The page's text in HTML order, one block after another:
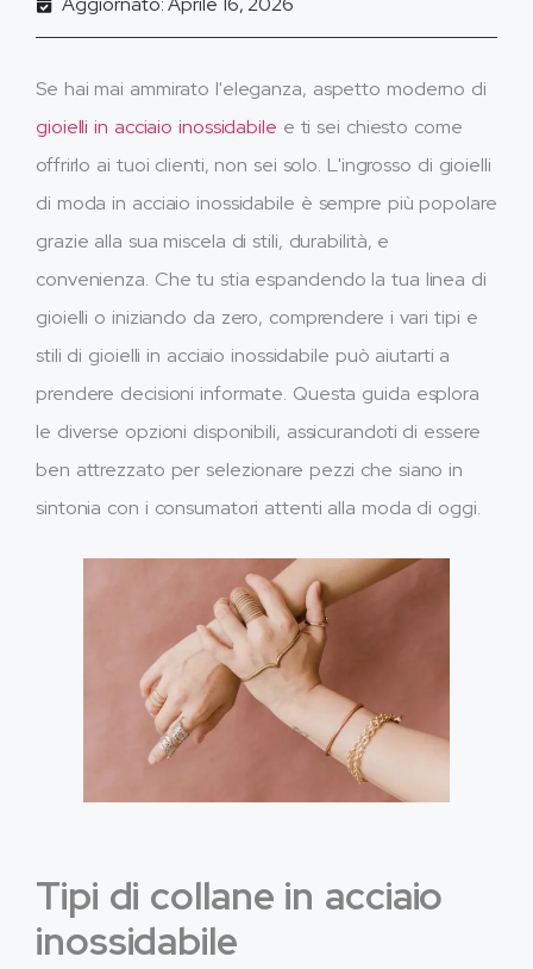
Se hai mai ammirato l'eleganza, aspetto moderno di
gioielli in acciaio inossidabile e ti sei chiesto come
offrirlo ai tuoi clienti, non sei solo. L'ingrosso di gioielli
di moda in acciaio inossidabile è sempre più popolare
grazie alla sua miscela di stili, durabilità, e
convenienza. Che tu stia espandendo la tua linea di
gioielli o iniziando da zero, comprendere i vari tipi e
stili di gioielli in acciaio inossidabile può aiutarti a
prendere decisioni informate. Questa guida esplora
le diverse opzioni disponibili, assicurandoti di essere
ben attrezzato per selezionare pezzi che siano in
sintonia con i consumatori attenti alla moda di oggi.
Tipi di collane in acciaio
inossidabile